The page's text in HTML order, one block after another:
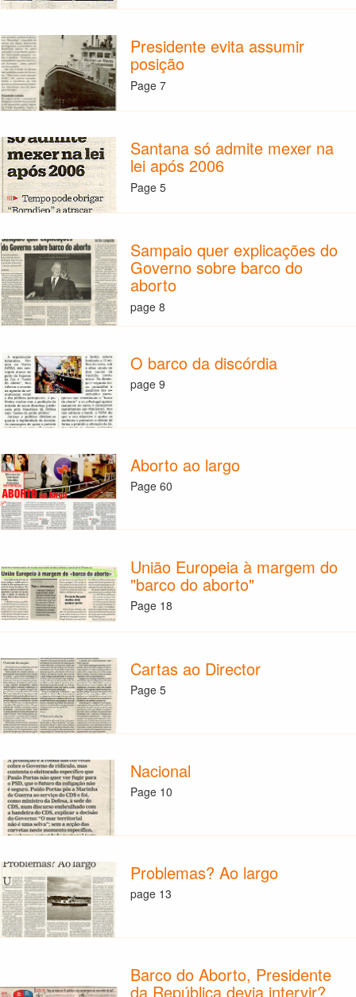
Presidente evita assumir
posição
Page 7
Santana só admite mexer na
lei após 2006
Page 5
Sampaio quer explicações do
Governo sobre barco do
aborto
page 8
O barco da discórdia
page 9
Aborto ao largo
Page 60
União Europeia à margem do
"barco do aborto"
Page 18
Cartas ao Director
Page 5
Nacional
Page 10
Problemas? Ao largo
page 13
Barco do Aborto, Presidente
da República devia intervir?